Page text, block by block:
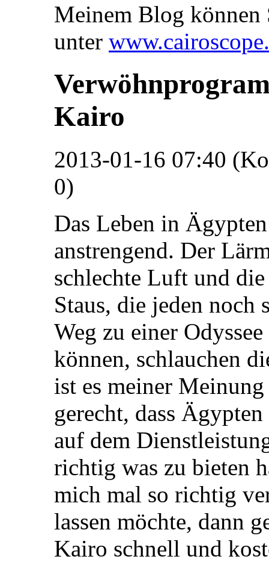
Meinem Blog können
unter
Kairo
2013-01-16 07:40
0)
Das Leben in
anstrengend. Der
schlechte Luft und
Staus, die jeden noch
Weg zu einer
können, schlauchen
ist es meiner
gerecht, dass
auf dem
richtig was zu bieten
mich mal so richtig
lassen möchte, dann
Kairo schnell und